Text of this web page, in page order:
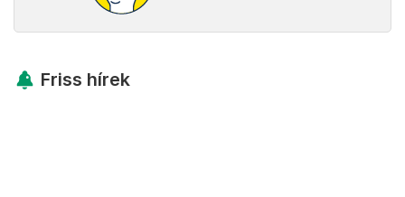
Friss hírek